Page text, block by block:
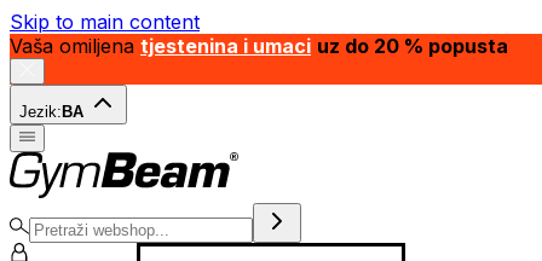
Skip to main content
Vaša omiljena tjestenina i umaci uz do 20 % popusta
Jezik: BA